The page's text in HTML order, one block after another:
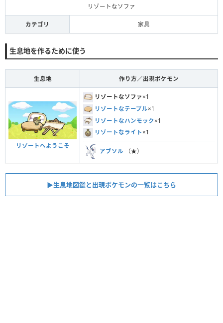
リゾートなソファ
カテゴリ 家具
生息地を作るために使う
生息地 作り方／出現ポケモン
リゾートへようこそ
リゾートなソファ ×1
リゾートなテーブル×1
リゾートなハンモック×1
リゾートなライト ×1
アブソル （★）
▶︎生息地図鑑と出現ポケモンの一覧はこちら